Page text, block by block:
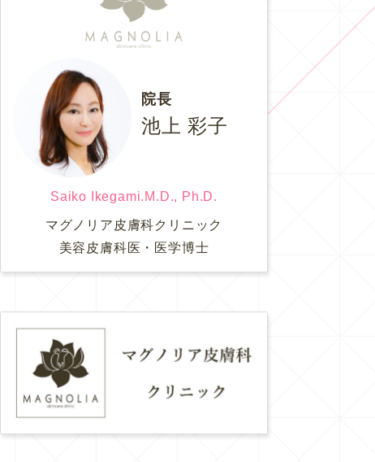
院長
池上 彩子
Saiko Ikegami.M.D., Ph.D.
マグノリア皮膚科クリニック
美容皮膚科医・医学博士